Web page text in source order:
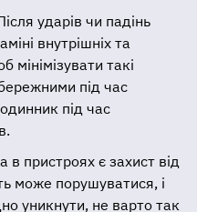
ударів чи падінь
внутрішніх та
мінімізувати такі
під час
під час
в пристроях є захист від
може порушуватися, і
уникнути, не варто так